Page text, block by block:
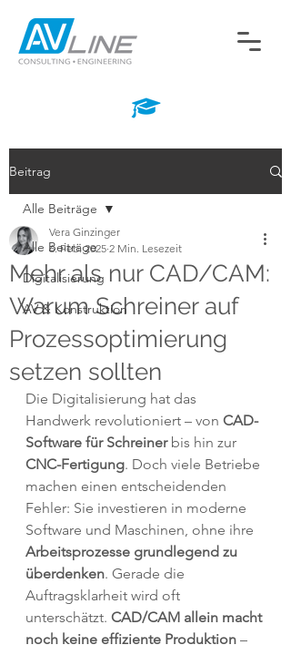
Beitrag
Alle Beiträge
Digitalisierung
AV & Konstruktion
Alle Beiträge
Mehr als nur CAD/CAM:
Warum Schreiner auf
Prozessoptimierung
setzen sollten
Vera Ginzinger
6. Feb. 2025 2 Min. Lesezeit
Die Digitalisierung hat das
Handwerk revolutioniert – von CAD-
Software für Schreiner bis hin zur
CNC-Fertigung. Doch viele Betriebe
machen einen entscheidenden
Fehler: Sie investieren in moderne
Software und Maschinen, ohne ihre
Arbeitsprozesse grundlegend zu
überdenken. Gerade die
Auftragsklarheit wird oft
unterschätzt. CAD/CAM allein macht
noch keine effiziente Produktion –